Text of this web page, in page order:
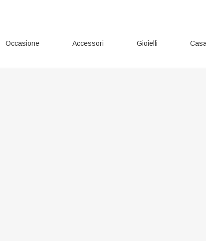
Occasione Accessori Gioielli